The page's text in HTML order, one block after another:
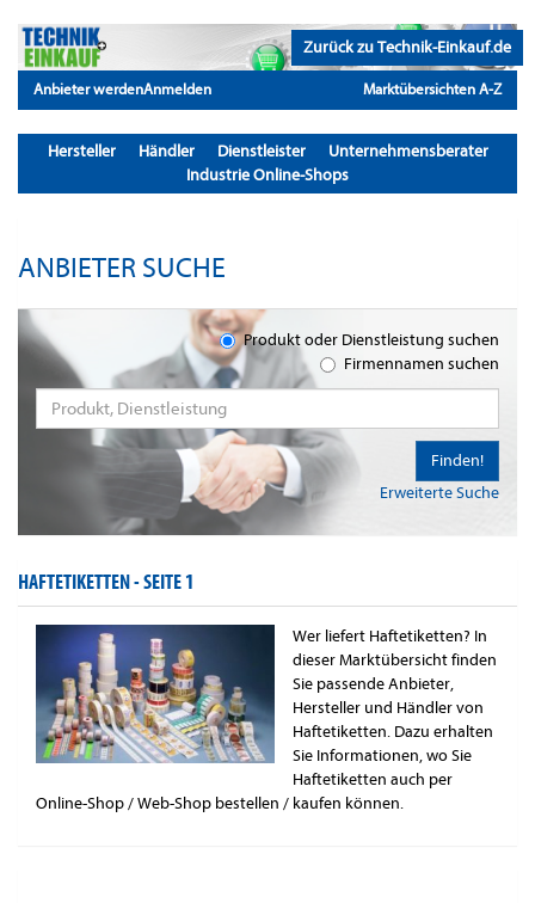
Zurück zu Technik-Einkauf.de
Anbieter werdenAnmelden Marktübersichten A-Z
Hersteller Händler Dienstleister
Unternehmensberater
Industrie Online-Shops
ANBIETER SUCHE
Produkt oder Dienstleistung suchen
Firmennamen suchen
Erweiterte Suche
Finden!
HAFTETIKETTEN -SEITE 1
Wer liefert Haftetiketten? In
dieser Marktübersicht finden
Sie passende Anbieter,
Hersteller und Händler von
Haftetiketten. Dazu erhalten
Sie Informationen, wo Sie
Haftetiketten auch per
Online-Shop / Web-Shop bestellen / kaufen können.